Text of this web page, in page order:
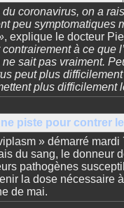
coronavirus, on a
peu symptomatiques
, explique le docteur
contrairement à ce que
sait pas vraiment.
peut plus
plus
piste pour contrer
» démarré
du sang, le
pathogènes
la dose nécessaire
de mai.